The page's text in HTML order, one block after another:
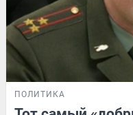
ПОЛИТИКА